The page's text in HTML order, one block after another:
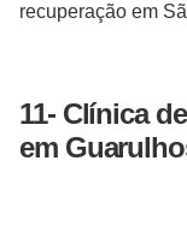
recuperação em
11- Clínica
em